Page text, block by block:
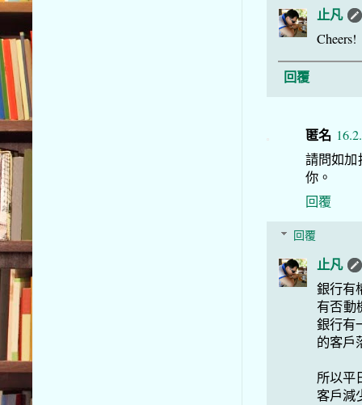
止凡
Cheers!
回覆
匿名
請問如加
你。
回覆
回覆
止凡
銀行有
有否動
銀行有
的客戶
所以平
客戶減